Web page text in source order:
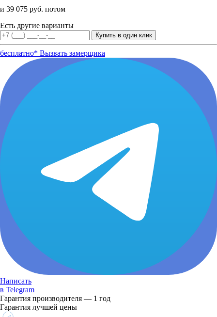
и 39 075 руб. потом
Есть другие варианты
бесплатно* Вызвать замерщика
Написать
в Telegram
Гарантия производителя — 1 год
Гарантия лучшей цены